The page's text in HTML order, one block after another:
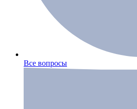
Все вопросы